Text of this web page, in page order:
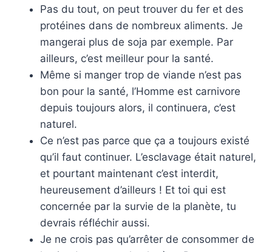
Pas du tout, on peut trouver du fer et des
protéines dans de nombreux aliments. Je
mangerai plus de soja par exemple. Par
ailleurs, c’est meilleur pour la santé.
Même si manger trop de viande n’est pas
bon pour la santé, l’Homme est carnivore
depuis toujours alors, il continuera, c’est
naturel.
Ce n’est pas parce que ça a toujours existé
qu’il faut continuer. L’esclavage était naturel,
et pourtant maintenant c’est interdit,
heureusement d’ailleurs ! Et toi qui est
concernée par la survie de la planète, tu
devrais réfléchir aussi.
Je ne crois pas qu’arrêter de consommer de